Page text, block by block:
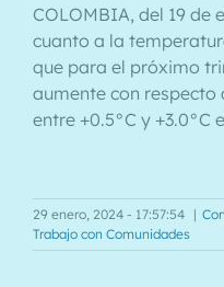
COLOMBIA, del 19 de
cuanto a la
que para el próximo
aumente con
entre +0.5°C y +3.0°C
29 enero, 2024 - 17:57:54 |
Trabajo con Comunidades